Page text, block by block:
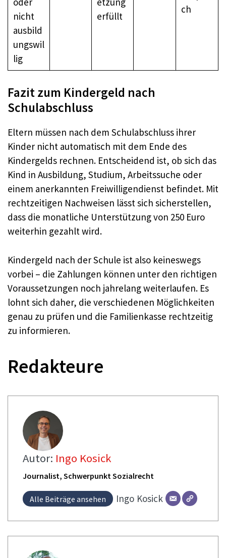
nicht
ausbild
ungswil
lig
erfüllt
ch
Fazit zum Kindergeld nach
Schulabschluss
Eltern müssen nach dem Schulabschluss ihrer
Kinder nicht automatisch mit dem Ende des
Kindergelds rechnen. Entscheidend ist, ob sich das
Kind in Ausbildung, Studium, Arbeitssuche oder
einem anerkannten Freiwilligendienst befindet. Mit
rechtzeitigen Nachweisen lässt sich sicherstellen,
dass die monatliche Unterstützung von 250 Euro
weiterhin gezahlt wird.
Kindergeld nach der Schule ist also keineswegs
vorbei – die Zahlungen können unter den richtigen
Voraussetzungen noch jahrelang weiterlaufen. Es
lohnt sich daher, die verschiedenen Möglichkeiten
genau zu prüfen und die Familienkasse rechtzeitig
zu informieren.
Redakteure
Autor: Ingo Kosick
Journalist, Schwerpunkt Sozialrecht
Alle Beiträge ansehen Ingo Kosick